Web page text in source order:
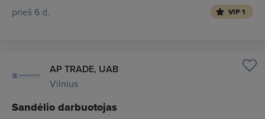
prieš 6 d. VIP 1
AP TRADE, UAB
Vilnius
Sandėlio darbuotojas